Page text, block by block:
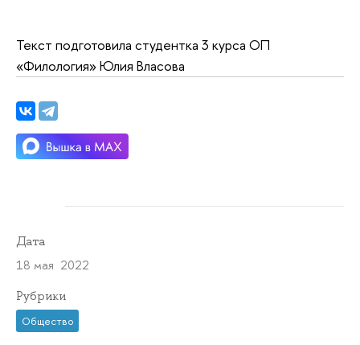
Текст подготовила студентка 3 курса ОП
«Филология» Юлия Власова
Дата
18 мая 2022
Рубрики
Общество